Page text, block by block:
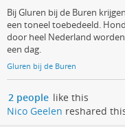
Bij Gluren bij de Buren
een toneel toebedeeld.
door heel Nederland
een dag.
Gluren bij de Buren
2 people like this
Nico Geelen reshared